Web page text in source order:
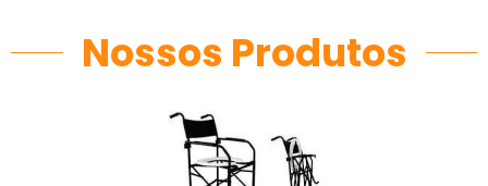
Nossos Produtos